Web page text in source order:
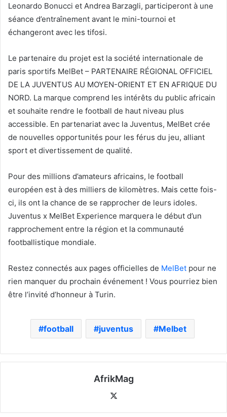
Leonardo Bonucci et Andrea Barzagli, participeront à une
séance d’entraînement avant le mini-tournoi et
échangeront avec les tifosi.
Le partenaire du projet est la société internationale de
paris sportifs MelBet – PARTENAIRE RÉGIONAL OFFICIEL
DE LA JUVENTUS AU MOYEN-ORIENT ET EN AFRIQUE DU
NORD. La marque comprend les intérêts du public africain
et souhaite rendre le football de haut niveau plus
accessible. En partenariat avec la Juventus, MelBet crée
de nouvelles opportunités pour les férus du jeu, alliant
sport et divertissement de qualité.
Pour des millions d’amateurs africains, le football
européen est à des milliers de kilomètres. Mais cette fois-
ci, ils ont la chance de se rapprocher de leurs idoles.
Juventus x MelBet Experience marquera le début d’un
rapprochement entre la région et la communauté
footballistique mondiale.
Restez connectés aux pages officielles de MelBet pour ne
rien manquer du prochain événement ! Vous pourriez bien
être l’invité d’honneur à Turin.
football juventus Melbet
AfrikMag